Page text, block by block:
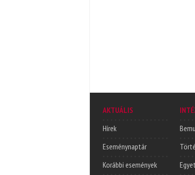
AKTUÁLIS
Hírek
Eseménynaptár
Korábbi események